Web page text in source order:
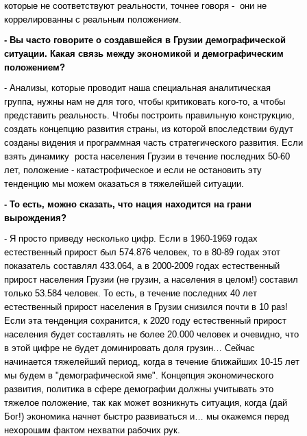
которые не соответствуют реальности, точнее говоря - они не
коррелированны с реальным положением.
- Вы часто говорите о создавшейся в Грузии демографической
ситуации. Какая связь между экономикой и демографическим
положением?
- Анализы, которые проводит наша специальная аналитическая
группа, нужны нам не для того, чтобы критиковать кого-то, а чтобы
представить реальность. Чтобы построить правильную конструкцию,
создать концепцию развития страны, из которой впоследствии будут
созданы видения и программная часть стратегического развития. Если
взять динамику роста населения Грузии в течение последних 50-60
лет, положение - катастрофическое и если не остановить эту
тенденцию мы можем оказаться в тяжелейшей ситуации.
- То есть, можно сказать, что нация находится на грани
вырождения?
- Я просто приведу несколько цифр. Если в 1960-1969 годах
естественный прирост был 574.876 человек, то в 80-89 годах этот
показатель составлял 433.064, а в 2000-2009 годах естественный
прирост населения Грузии (не грузин, а населения в целом!) составил
только 53.584 человек. То есть, в течение последних 40 лет
естественный прирост населения в Грузии снизился почти в 10 раз!
Если эта тенденция сохранится, к 2020 году естественный прирост
населения будет составлять не более 20.000 человек и очевидно, что
в этой цифре не будет доминировать доля грузин… Сейчас
начинается тяжелейший период, когда в течение ближайших 10-15 лет
мы будем в "демографической яме". Концепция экономического
развития, политика в сфере демографии должны учитывать это
тяжелое положение, так как может возникнуть ситуация, когда (дай
Бог!) экономика начнет быстро развиваться и… мы окажемся перед
нехорошим фактом нехватки рабочих рук.